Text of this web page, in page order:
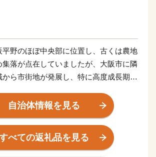
野のほぼ中央部に位置し、古くは農地
集落が点在していましたが、大阪市に隣
ら市街地が発展し、特に高度成長期に
大手家電メーカーの企業城下町として発
もに安定した税収を背景に各種行政サー
、公共施設や都市基盤の整備を進めてき
自治体情報を見る
べての返礼品を見る